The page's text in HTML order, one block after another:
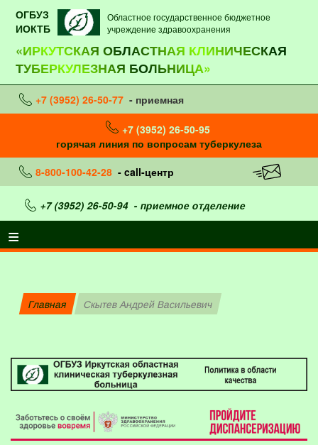
ОГБУЗ
ИОКТБ
Областное государственное бюджетное
учреждение здравоохранения
«ИРКУТСКАЯ ОБЛАСТНАЯ КЛИНИЧЕСКАЯ
ТУБЕРКУЛЕЗНАЯ БОЛЬНИЦА»
+7 (3952) 26-50-77 - приемная
+7 (3952) 26-50-95
горячая линия по вопросам туберкулеза
8-800-100-42-28 - call-центр
+7 (3952) 26-50-94- приемное отделение
Главная Скытев Андрей Васильевич